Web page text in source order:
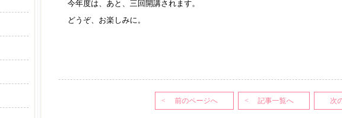
今年度は、あと、三回開講されます。
どうぞ、お楽しみに。